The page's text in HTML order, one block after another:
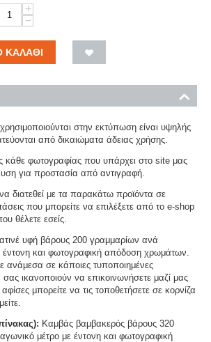
+
−
ΚΑΛΆΘΙ
στην εκτύπωση είναι υψηλής
από δικαιώματα άδειας χρήσης.
κάθε φωτογραφίας που υπάρχει στο site μας
για προστασία από αντιγραφή.
διατεθεί με τα παρακάτω προϊόντα σε
που μπορείτε να επιλέξετε από το e-shop
θέλετε εσείς.
υφή βάρους 200 γραμμαρίων ανά
έντονη και φωτογραφική απόδοση χρωμάτων.
ανάμεσα σε κάποιες τυποποιημένες
σας ικανοποιούν να επικοινωνήσετε μαζί μας
μπορείτε να τις τοποθετήσετε σε κορνίζα
Καμβάς βαμβακερός βάρους 320
μέτρο με έντονη και φωτογραφική